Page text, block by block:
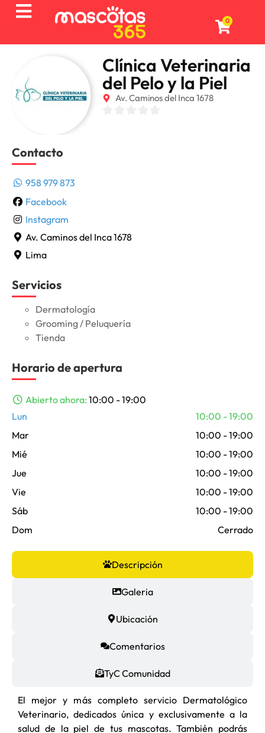
0
Clínica Veterinaria
del Pelo y la Piel
Av. Caminos del Inca 1678
Descripción
Galeria
Ubicación
Comentarios
TyC Comunidad
El mejor y más completo servicio Dermatológico
Veterinario, dedicados única y exclusivamente a la
salud de la piel de tus mascotas. También podrás
Contacto
958 979 873
Facebook
Instagram
Av. Caminos del Inca 1678
Lima
Servicios
Dermatología
Grooming / Peluquería
Tienda
Horario de apertura
Abierto ahora: 10:00 - 19:00
Lun
10:00 - 19:00
Mar
10:00 - 19:00
Mié
10:00 - 19:00
Jue
10:00 - 19:00
Vie
10:00 - 19:00
Sáb
10:00 - 19:00
Dom
Cerrado